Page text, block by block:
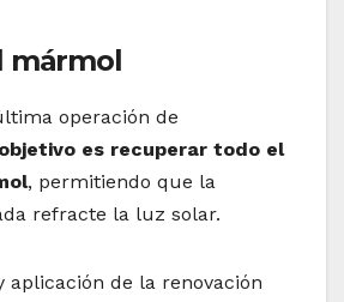
mármol
operación de
es recuperar todo el
, permitiendo que la
refracte la luz solar.
aplicación de la renovación